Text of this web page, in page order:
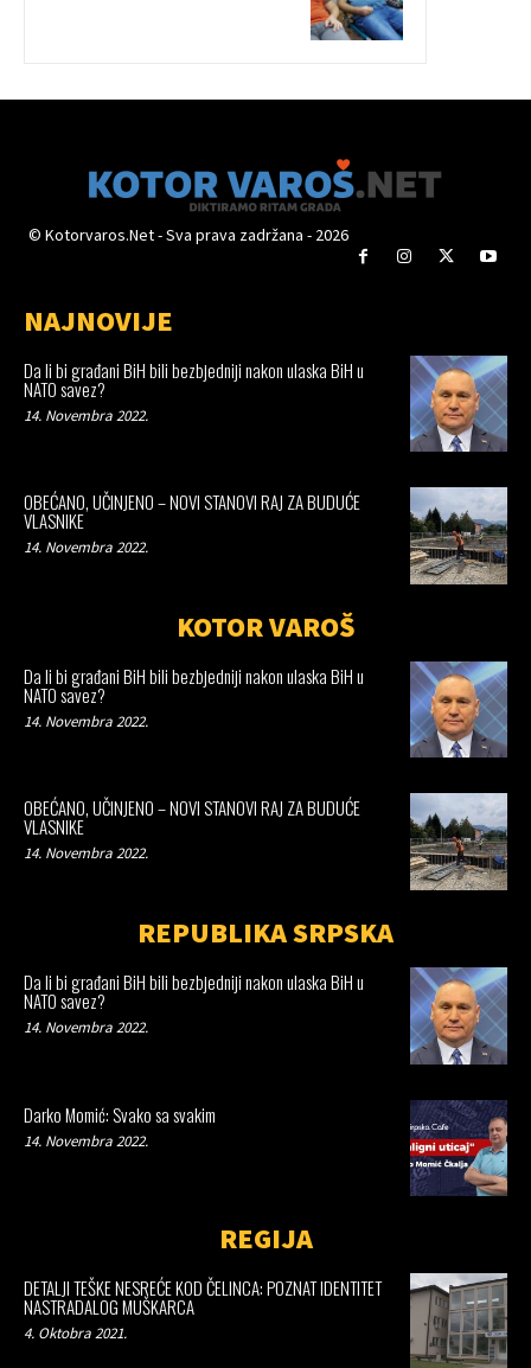
© Kotorvaros.Net - Sva prava zadržana - 2026
NAJNOVIJE
Da li bi građani BiH bili bezbjedniji nakon ulaska BiH u
NATO savez?
14. Novembra 2022.
OBEĆANO, UČINJENO – NOVI STANOVI RAJ ZA BUDUĆE
VLASNIKE
14. Novembra 2022.
KOTOR VAROŠ
Da li bi građani BiH bili bezbjedniji nakon ulaska BiH u
NATO savez?
14. Novembra 2022.
OBEĆANO, UČINJENO – NOVI STANOVI RAJ ZA BUDUĆE
VLASNIKE
14. Novembra 2022.
REPUBLIKA SRPSKA
Da li bi građani BiH bili bezbjedniji nakon ulaska BiH u
NATO savez?
14. Novembra 2022.
Darko Momić: Svako sa svakim
14. Novembra 2022.
REGIJA
DETALJI TEŠKE NESREĆE KOD ČELINCA: POZNAT IDENTITET
NASTRADALOG MUŠKARCA
4. Oktobra 2021.